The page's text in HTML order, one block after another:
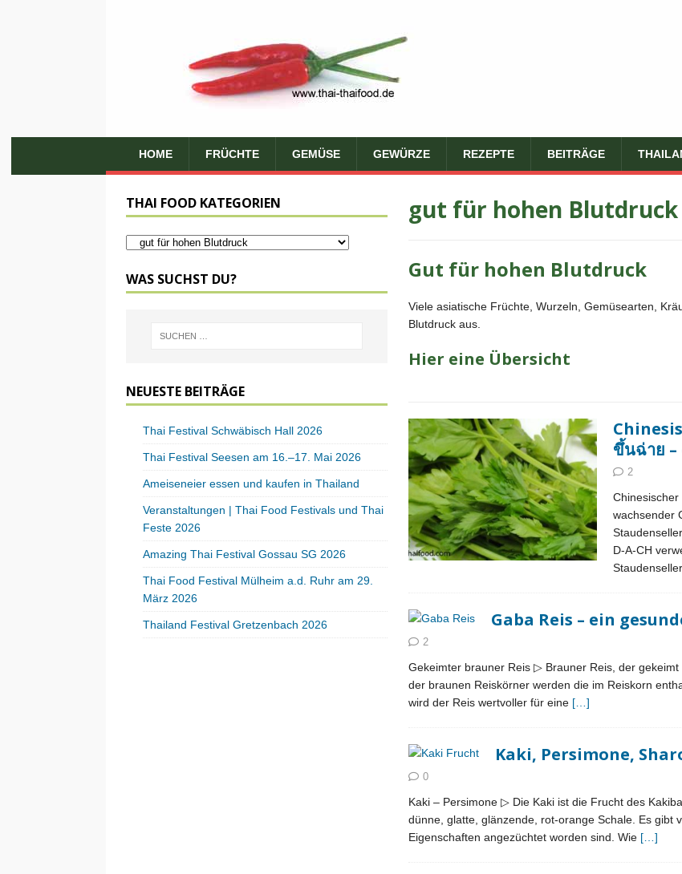
HOME FRÜCHTE GEMÜSE GEWÜRZE REZEPTE BEITRÄGE
gut für hohen Blutdruck
Gut für hohen Blutdruck
Viele asiatische Früchte, Wurzeln, Gemüsearten,
Blutdruck aus.
Hier eine Übersicht
ขึ้นฉ่าย
2
wachsender
D-A-CH
Gaba Reis – ein
2
Gekeimter brauner Reis ▷ Brauner Reis, der
der braunen Reiskörner werden die im Reiskorn
wird der Reis wertvoller für eine […]
Kaki, Persimone,
0
Kaki – Persimone ▷ Die Kaki ist die Frucht des
dünne, glatte, glänzende, rot-orange Schale. Es gibt
Eigenschaften angezüchtet worden sind. Wie […]
THAI FOOD KATEGORIEN
WAS SUCHST DU?
NEUESTE BEITRÄGE
Thai Festival Schwäbisch Hall 2026
Thai Festival Seesen am 16.–17. Mai 2026
Ameiseneier essen und kaufen in Thailand
Veranstaltungen | Thai Food Festivals und Thai
Feste 2026
Amazing Thai Festival Gossau SG 2026
Thai Food Festival Mülheim a.d. Ruhr am 29.
März 2026
Thailand Festival Gretzenbach 2026